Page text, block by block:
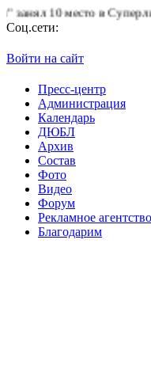
10 место в Суперлиге.
Соц.сети:
Войти на сайт
Пресс-центр
Администрация
Календарь
ДЮБЛ
Архив
Состав
Фото
Видео
Форум
Рекламное агентство
Благодарим